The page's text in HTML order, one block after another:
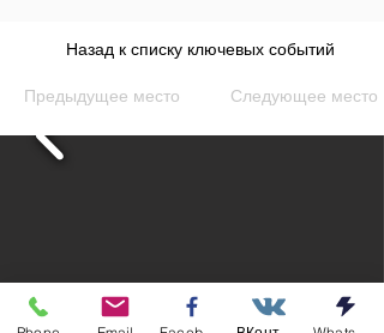
Назад к списку ключевых событий
Предыдущее место Следующее место